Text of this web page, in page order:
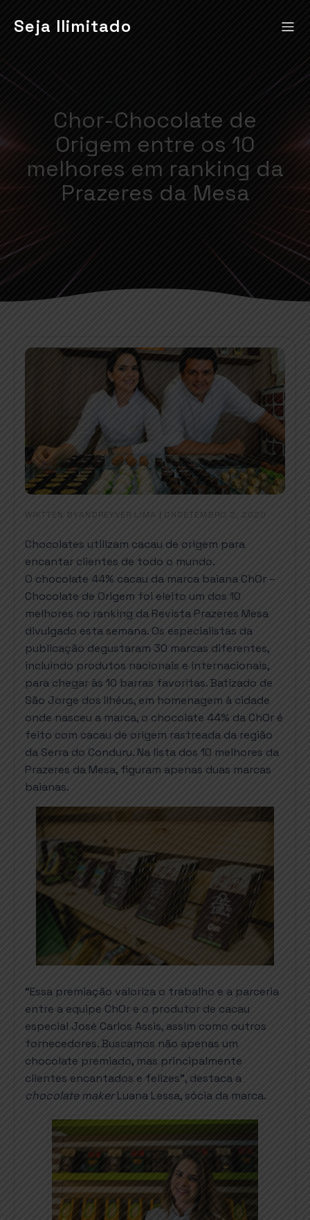
Seja Ilimitado
Chor-Chocolate de
Origem entre os 10
melhores em ranking da
Prazeres da Mesa
WRITTEN BY ANDREYVER LIMA ONSETEMBRO 2, 2020
Chocolates utilizam cacau de origem para
encantar clientes de todo o mundo.
O chocolate 44% cacau da marca baiana ChOr –
Chocolate de Origem foi eleito um dos 10
melhores no ranking da Revista Prazeres Mesa
divulgado esta semana. Os especialistas da
publicação degustaram 30 marcas diferentes,
incluindo produtos nacionais e internacionais,
para chegar às 10 barras favoritas. Batizado de
São Jorge dos Ilhéus, em homenagem à cidade
onde nasceu a marca, o chocolate 44% da ChOr é
feito com cacau de origem rastreada da região
da Serra do Conduru. Na lista dos 10 melhores da
Prazeres da Mesa, figuram apenas duas marcas
baianas.
“Essa premiação valoriza o trabalho e a parceria
entre a equipe ChOr e o produtor de cacau
especial José Carlos Assis, assim como outros
fornecedores. Buscamos não apenas um
chocolate premiado, mas principalmente
clientes encantados e felizes”, destaca a
chocolate makerLuana Lessa, sócia da marca.